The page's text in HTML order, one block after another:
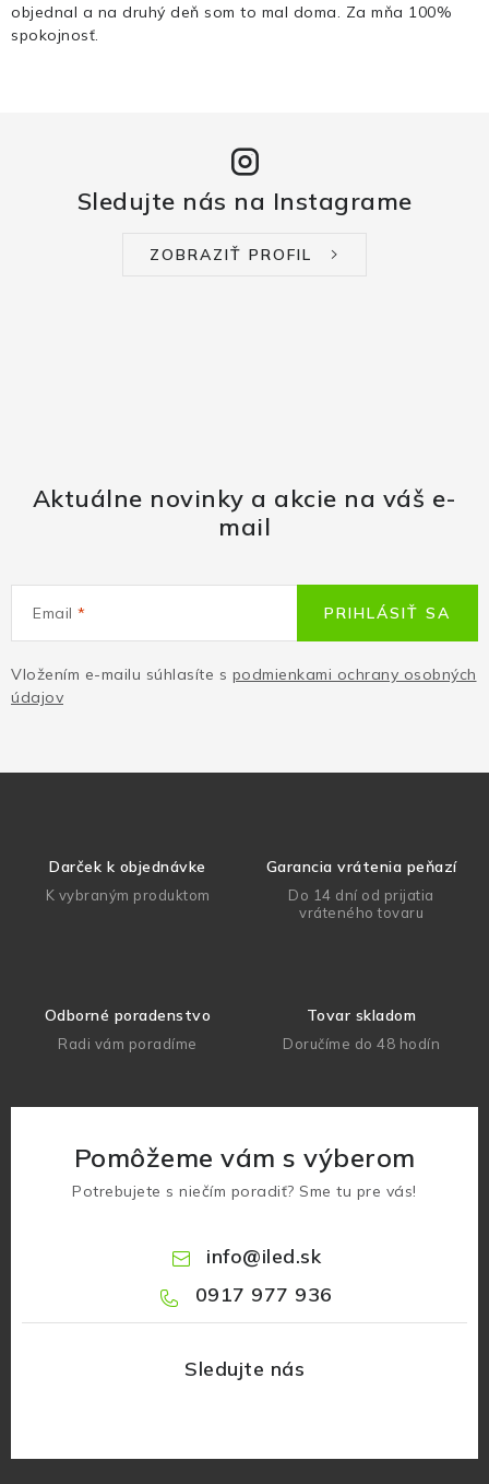
objednal a na druhý deň som to mal doma. Za mňa 100%
spokojnosť.
Sledujte nás na Instagrame
ZOBRAZIŤ PROFIL
Aktuálne novinky a akcie na váš e-
mail
Email
Vložením e-mailu súhlasíte s podmienkami ochrany osobných
údajov
PRIHLÁSIŤ SA
Darček k objednávke
K vybraným produktom
Garancia vrátenia peňazí
Do 14 dní od prijatia
vráteného tovaru
Odborné poradenstvo
Radi vám poradíme
Tovar skladom
Doručíme do 48 hodín
Pomôžeme vám s výberom
Potrebujete s niečím poradiť? Sme tu pre vás!
info@iled.sk
0917 977 936